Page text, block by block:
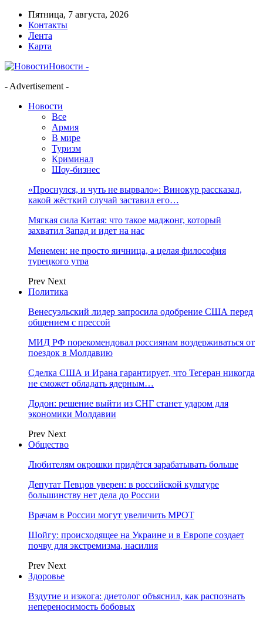
Пятница, 7 августа, 2026
Контакты
Лента
Карта
Новости -
- Advertisement -
Новости
Все
Армия
В мире
Туризм
Криминал
Шоу-бизнес
«Проснулся, и чуть не вырвало»: Винокур рассказал,
какой жёсткий случай заставил его…
Мягкая сила Китая: что такое маджонг, который
захватил Запад и идет на нас
Менемен: не просто яичница, а целая философия
турецкого утра
Prev Next
Политика
Венесуэльский лидер запросила одобрение США перед
общением с прессой
МИД РФ порекомендовал россиянам воздерживаться от
поездок в Молдавию
Сделка США и Ирана гарантирует, что Тегеран никогда
не сможет обладать ядерным…
Додон: решение выйти из СНГ станет ударом для
экономики Молдавии
Prev Next
Общество
Любителям окрошки придётся зарабатывать больше
Депутат Певцов уверен: в российской культуре
большинству нет дела до России
Врачам в России могут увеличить МРОТ
Шойгу: происходящее на Украине и в Европе создает
почву для экстремизма, насилия
Prev Next
Здоровье
Вздутие и изжога: диетолог объяснил, как распознать
непереносимость бобовых